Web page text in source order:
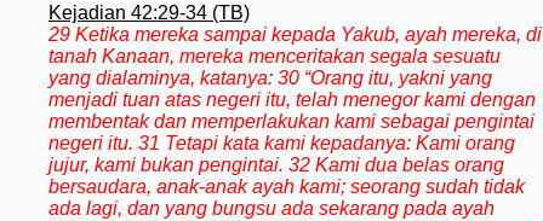
Kejadian 42:29-34 (TB)
29 Ketika mereka sampai kepada Yakub, ayah mereka, di
tanah Kanaan, mereka menceritakan segala sesuatu
yang dialaminya, katanya: 30 “Orang itu, yakni yang
menjadi tuan atas negeri itu, telah menegor kami dengan
membentak dan memperlakukan kami sebagai pengintai
negeri itu. 31 Tetapi kata kami kepadanya: Kami orang
jujur, kami bukan pengintai. 32 Kami dua belas orang
bersaudara, anak-anak ayah kami; seorang sudah tidak
ada lagi, dan yang bungsu ada sekarang pada ayah